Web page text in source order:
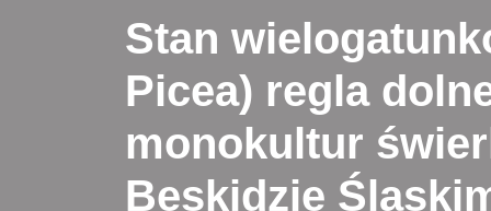
Stan
Picea) regla
monokultur
Beskidzie